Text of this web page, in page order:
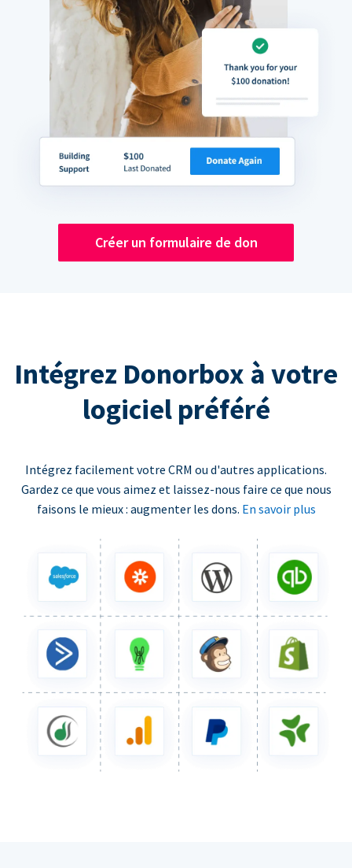
Créer un formulaire de don
Intégrez Donorbox à votre
logiciel préféré
Intégrez facilement votre CRM ou d'autres applications.
Gardez ce que vous aimez et laissez-nous faire ce que nous
faisons le mieux : augmenter les dons. En savoir plus